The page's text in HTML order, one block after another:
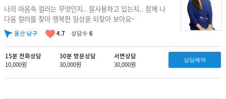
나의 마음속 컬러는 무엇인지.. 잘사용하고 있는지.. 함께 나
다움 컬러를 찾아 행복한 일상을 되찾아 보아요~
울산·남구 4.7 상담수 6
15분 전화상담
10,000원
30분 방문상담
30,000원
서면상담
30,000원
상담예약